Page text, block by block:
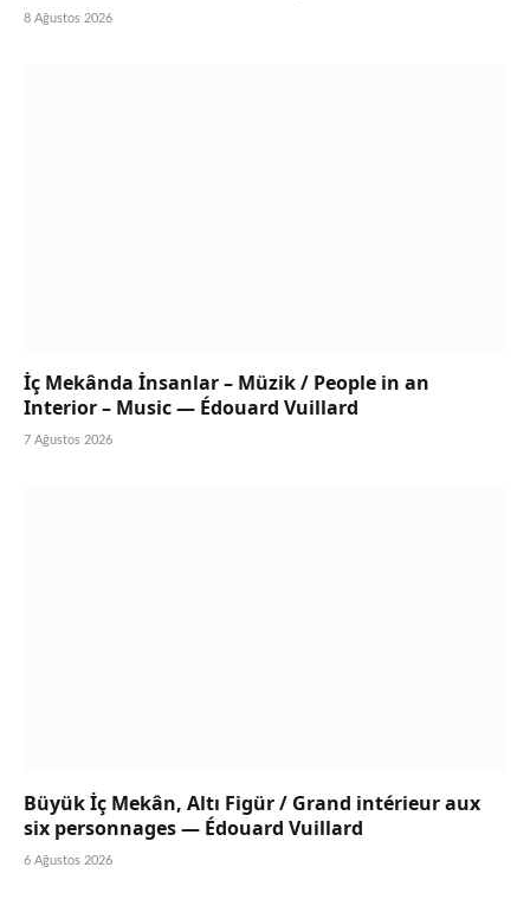
8 Ağustos 2026
İç Mekânda İnsanlar – Müzik / People in an
Interior – Music — Édouard Vuillard
7 Ağustos 2026
Büyük İç Mekân, Altı Figür / Grand intérieur aux
six personnages — Édouard Vuillard
6 Ağustos 2026